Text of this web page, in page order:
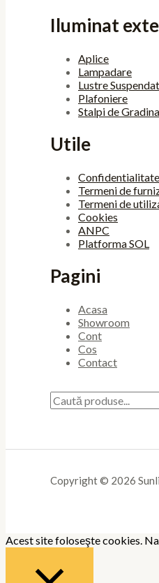
Iluminat
Aplice
Lampadare
Lustre
Plafoniere
Stalpi de Gradina
Utile
Confidentialitate
Termeni de
Termeni de
Cookies
ANPC
Platforma SOL
Pagini
Acasa
Showroom
Cont
Cos
Contact
Copyright © 2026
Acest site foloseşte cookies.